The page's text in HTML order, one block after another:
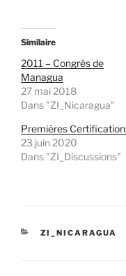
Similaire
2011 – Congrès de
Managua
27 mai 2018
Dans "ZI_Nicaragua"
Premières
23 juin 2020
Dans "ZI_Discussions"
CATÉGORIES
ZI_NICARAGUA